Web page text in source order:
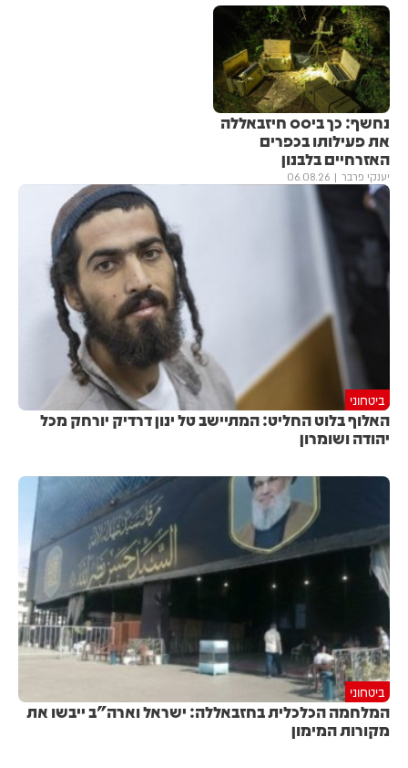
נחשף: כך ביסס חיזבאללה
את פעילותו בכפרים
האזרחיים בלבנון
יענקי פרבר 06.08.26
ביטחוני
האלוף בלוט החליט: המתיישב טל ינון דרדיק יורחק מכל
יהודה ושומרון
ביטחוני
המלחמה הכלכלית בחזבאללה: ישראל וארה"ב ייבשו את
מקורות המימון